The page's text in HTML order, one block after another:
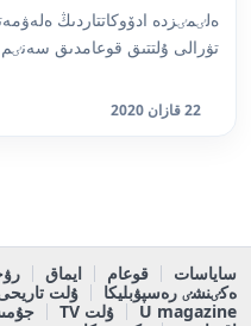
ەلٸمٸزدە ادۆوكاتتاردىڭ
تۋرالى ۇلتتىق قوعامدىق سەنٸم
22 قازان 2020
ساياسات قوعام ايماق
ەكٸنشٸ رەسپۋبليكا
ۇلت
U magazine
ۇلت TV